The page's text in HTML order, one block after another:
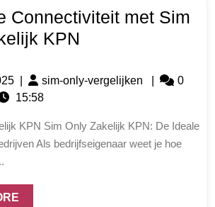
Connectiviteit met Sim
KPN
sim-only-vergelijken
0
15:58
Als bedrijfseigenaar weet je hoe